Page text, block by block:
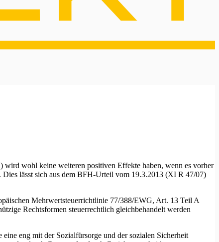
wird wohl keine weiteren positiven Effekte haben, wenn es vorher
Dies lässt sich aus dem BFH-Urteil vom 19.3.2013 (XI R 47/07)
Mehrwertsteuerrichtlinie 77/388/EWG, Art. 13 Teil A
Rechtsformen steuerrechtlich gleichbehandelt werden
eng mit der Sozialfürsorge und der sozialen Sicherheit